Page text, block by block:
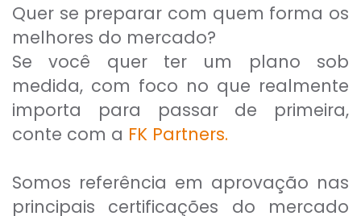
Quer se preparar com quem forma os
melhores do mercado?
Se você quer ter um plano sob
medida, com foco no que realmente
importa para passar de primeira,
conte com a FK Partners.
Somos referência em aprovação nas
principais certificações do mercado